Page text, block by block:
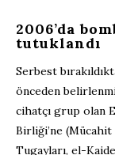
2006’da
tutuklandı
Serbest
önceden
cihatçı grup olan
Birliği’ne (Mücahit
Tugayları, el-